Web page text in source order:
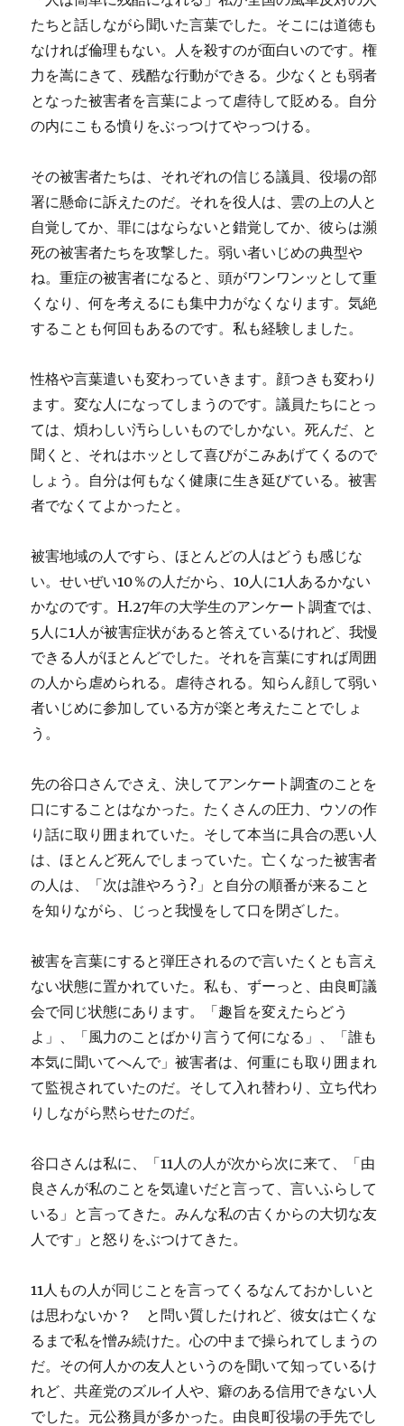
たちと話しながら聞いた言葉でした。そこには道徳も
なければ倫理もない。人を殺すのが面白いのです。権
力を嵩にきて、残酷な行動ができる。少なくとも弱者
となった被害者を言葉によって虐待して貶める。自分
の内にこもる憤りをぶっつけてやっつける。
その被害者たちは、それぞれの信じる議員、役場の部
署に懸命に訴えたのだ。それを役人は、雲の上の人と
自覚してか、罪にはならないと錯覚してか、彼らは瀕
死の被害者たちを攻撃した。弱い者いじめの典型や
ね。重症の被害者になると、頭がワンワンッとして重
くなり、何を考えるにも集中力がなくなります。気絶
することも何回もあるのです。私も経験しました。
性格や言葉遣いも変わっていきます。顔つきも変わり
ます。変な人になってしまうのです。議員たちにとっ
ては、煩わしい汚らしいものでしかない。死んだ、と
聞くと、それはホッとして喜びがこみあげてくるので
しょう。自分は何もなく健康に生き延びている。被害
者でなくてよかったと。
被害地域の人ですら、ほとんどの人はどうも感じな
い。せいぜい10％の人だから、10人に1人あるかない
かなのです。H.27年の大学生のアンケート調査では、
5人に1人が被害症状があると答えているけれど、我慢
できる人がほとんどでした。それを言葉にすれば周囲
の人から虐められる。虐待される。知らん顔して弱い
者いじめに参加している方が楽と考えたことでしょ
う。
先の谷口さんでさえ、決してアンケート調査のことを
口にすることはなかった。たくさんの圧力、ウソの作
り話に取り囲まれていた。そして本当に具合の悪い人
は、ほとんど死んでしまっていた。亡くなった被害者
の人は、「次は誰やろう?」と自分の順番が来ること
を知りながら、じっと我慢をして口を閉ざした。
被害を言葉にすると弾圧されるので言いたくとも言え
ない状態に置かれていた。私も、ずーっと、由良町議
会で同じ状態にあります。「趣旨を変えたらどう
よ」、「風力のことばかり言うて何になる」、「誰も
本気に聞いてへんで」被害者は、何重にも取り囲まれ
て監視されていたのだ。そして入れ替わり、立ち代わ
りしながら黙らせたのだ。
谷口さんは私に、「11人の人が次から次に来て、「由
良さんが私のことを気違いだと言って、言いふらして
いる」と言ってきた。みんな私の古くからの大切な友
人です」と怒りをぶつけてきた。
11人もの人が同じことを言ってくるなんておかしいと
は思わないか？ と問い質したけれど、彼女は亡くな
るまで私を憎み続けた。心の中まで操られてしまうの
だ。その何人かの友人というのを聞いて知っているけ
れど、共産党のズルイ人や、癖のある信用できない人
でした。元公務員が多かった。由良町役場の手先でし